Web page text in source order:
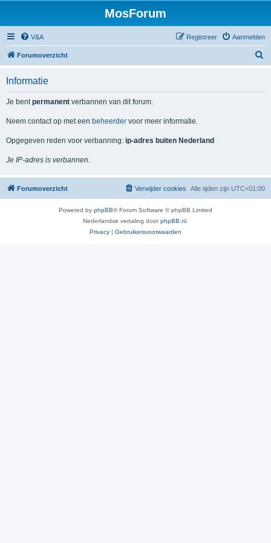
MosForum
V&A Aanmelden
Registreer
Forumoverzicht
Informatie
Je bentpermanent verbannen van dit forum.
Neem contact op met een beheerder voor meer informatie.
Opgegeven reden voor verbanning: ip-adres buiten Nederland
Je IP-adres is verbannen.
Forumoverzicht Alle tijden zijn UTC+01:00
Verwijder cookies
Powered by phpBB® Forum Software © phpBB Limited
Nederlandse vertaling doorphpBB.nl
Privacy | Gebruikersvoorwaarden